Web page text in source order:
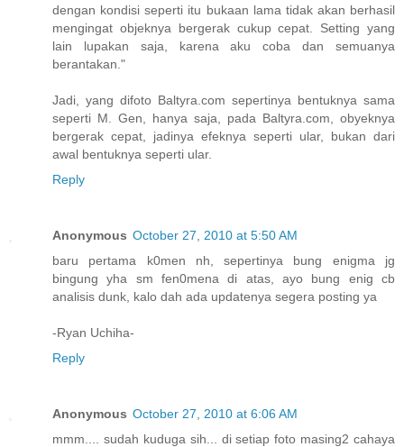
dengan kondisi seperti itu bukaan lama tidak akan berhasil
mengingat objeknya bergerak cukup cepat. Setting yang
lain lupakan saja, karena aku coba dan semuanya
berantakan."
Jadi, yang difoto Baltyra.com sepertinya bentuknya sama
seperti M. Gen, hanya saja, pada Baltyra.com, obyeknya
bergerak cepat, jadinya efeknya seperti ular, bukan dari
awal bentuknya seperti ular.
Reply
Anonymous October 27, 2010 at 5:50 AM
baru pertama k0men nh, sepertinya bung enigma jg
bingung yha sm fen0mena di atas, ayo bung enig cb
analisis dunk, kalo dah ada updatenya segera posting ya
-Ryan Uchiha-
Reply
Anonymous October 27, 2010 at 6:06 AM
mmm.... sudah kuduga sih... di setiap foto masing2 cahaya